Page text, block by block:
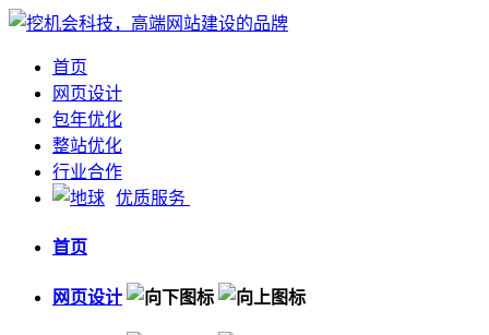
首页
网页设计
包年优化
整站优化
行业合作
优质服务
首页
网页设计